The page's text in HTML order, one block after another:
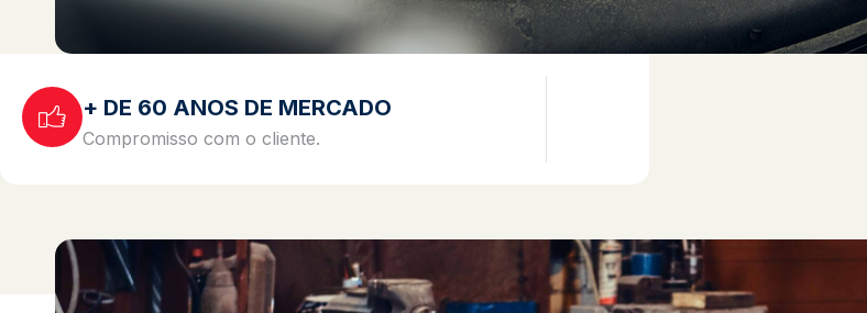
+ DE 60 ANOS DE MERCADO
Compromisso com o cliente.